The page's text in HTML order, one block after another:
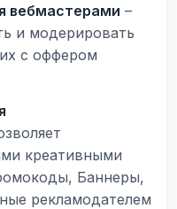
вебмастерами –
и модерировать
с оффером
креативными
Баннеры,
рекламодателем